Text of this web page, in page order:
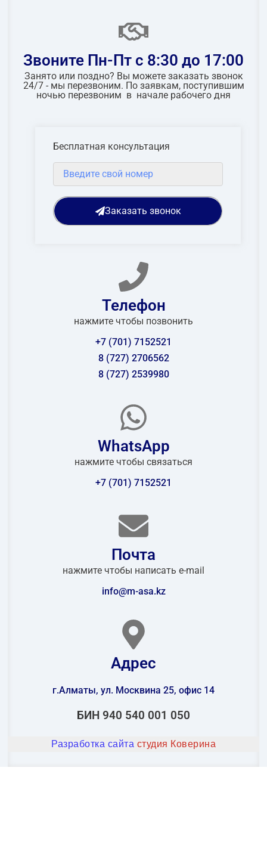
Звоните Пн-Пт с 8:30 до 17:00
Занято или поздно? Вы можете заказать звонок
24/7 - мы перезвоним. По заявкам, поступившим
ночью перезвоним в начале рабочего дня
Бесплатная консультация
Заказать звонок
Телефон
нажмите чтобы позвонить
+7 (701) 7152521
8 (727) 2706562
8 (727) 2539980
WhatsApp
нажмите чтобы связаться
+7 (701) 7152521
Почта
нажмите чтобы написать e-mail
info@m-asa.kz
Адрес
г.Алматы, ул. Москвина 25, офис 14
БИН 940 540 001 050
Разработка сайта студия Коверина